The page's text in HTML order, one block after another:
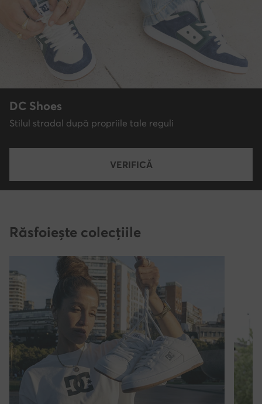
DC Shoes
Stilul stradal după propriile tale reguli
VERIFICĂ
Răsfoiește colecțiile